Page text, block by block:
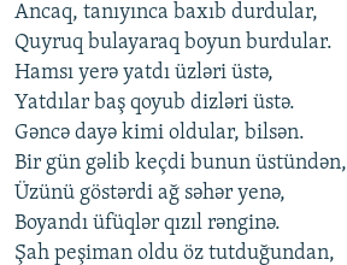
Ancaq, tanıyınca baxıb durdular,
Quyruq bulayaraq boyun burdular.
Hamsı yerə yatdı üzləri üstə,
Yatdılar baş qoyub dizləri üstə.
Gəncə dayə kimi oldular, bilsən.
Bir gün gəlib keçdi bunun üstündən,
Üzünü göstərdi ağ səhər yenə,
Boyandı üfüqlər qızıl rənginə.
Şah peşiman oldu öz tutduğundan,